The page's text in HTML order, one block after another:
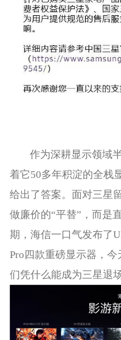
作为深耕显示领域
着它50多年积淀的全栈
给出了答案。面对三星
做廉价的“平替”，而是
期，海信一口气发布了
Pro四款重磅显示器，
们凭什么能成为三星退